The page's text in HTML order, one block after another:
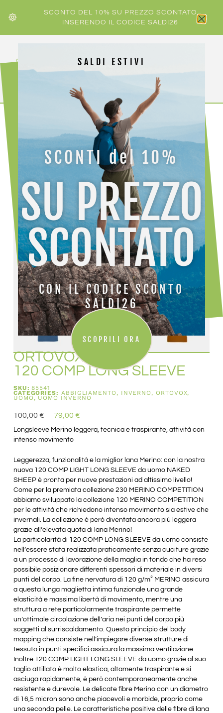
SCONTO DEL 10% SU PREZZO SCONTATO
INSERENDO IL CODICE SALDI26
HOME /UOMO / ORTOVOX 120 COMP LONG SLEEVE
ORTOVOX
120 COMP LONG SLEEVE
SKU: 85541
CATEGORIES: ABBIGLIAMENTO , INVERNO ,ORTOVOX,
UOMO , UOMO INVERNO
100,00€ 79,00 €
Longsleeve Merino leggera, tecnica e traspirante, attività con
intenso movimento
Leggerezza, funzionalità e la miglior lana Merino: con la nostra
nuova 120 COMP LIGHT LONG SLEEVE da uomo NAKED
SHEEP è pronta per nuove prestazioni ad altissimo livello!
Come per la premiata collezione 230 MERINO COMPETITION
abbiamo sviluppato la collezione 120 MERINO COMPETITION
per le attività che richiedono intenso movimento sia estive che
invernali. La collezione è però diventata ancora più leggera
grazie all’elevata quota di lana Merino!
La particolarità di 120 COMP LONG SLEEVE da uomo consiste
nell’essere stata realizzata praticamente senza cuciture grazie
a un processo di lavorazione della maglia in tondo che ha reso
possibile posizionare differenti spessori di materiale in diversi
punti del corpo. La fine nervatura di 120 g/m² MERINO assicura
a questa lunga maglietta intima funzionale una grande
elasticità e massima libertà di movimento, mentre una
struttura a rete particolarmente traspirante permette
un’ottimale circolazione dell’aria nei punti del corpo più
soggetti al surriscaldamento. Questo principio del body
mapping che consiste nell’impiegare diverse strutture di
tessuto in punti specifici assicura la massima ventilazione.
Inoltre 120 COMP LIGHT LONG SLEEVE da uomo grazie al suo
taglio attillato è molto elastica, altamente traspirante e si
asciuga rapidamente, è però contemporaneamente anche
resistente e durevole. Le delicate fibre Merino con un diametro
di 16,5 micron sono anche piacevoli e morbide, proprio come
una seconda pelle. Le caratteristiche positive delle fibre di lana
SALDI ESTIVI
SCONTI del 10%
SU PREZZO
SCONTATO
CON IL CODICE SCONTO
SALDI26
SCOPRILI ORA